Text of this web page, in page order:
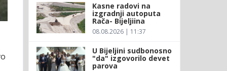
Kasne radovi na
izgradnji autoputa
Rača- Bijeljiina
08.08.2026 | 11:37
U Bijeljini sudbonosno
"da" izgovorilo devet
parova